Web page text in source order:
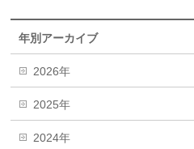
年別アーカイブ
2026年
2025年
2024年